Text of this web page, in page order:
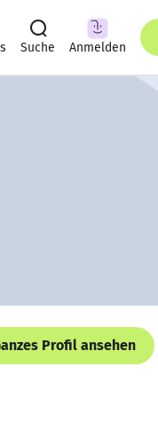
Suche Anmelden
Profil ansehen